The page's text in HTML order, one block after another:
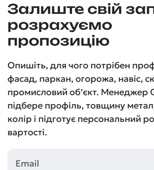
Залиште свій
розрахуємо
пропозицію
Опишіть, для чого потрібен
фасад, паркан, огорожа, навіс,
промисловий об’єкт. Менеджер
підбере профіль, товщину
колір і підготує персональний
вартості.